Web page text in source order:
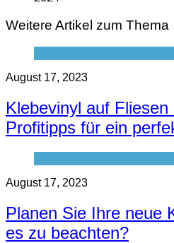
Weitere Artikel zum Thema
August 17, 2023
Klebevinyl auf
Profitipps für ein
August 17, 2023
Planen Sie Ihre neue
es zu beachten?